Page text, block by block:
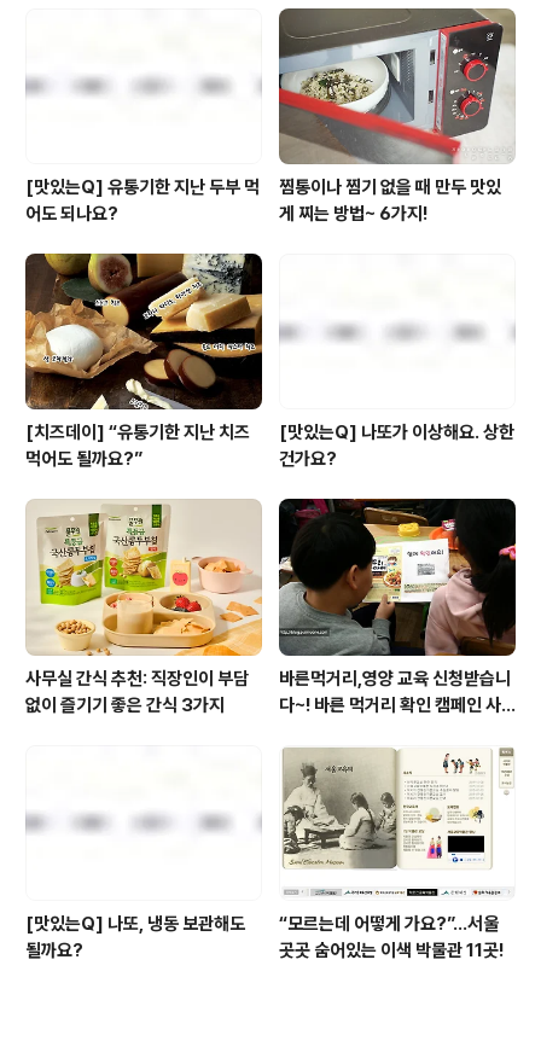
좀 더 맛있게 먹을 수 있는 특별한 모디슈어 레시피를 지닌
라면 맛집으로부터다양한 꿀팁을 얻는 재미도 쏠쏠했답니
다. 라면 사랑이라면 풀반장 못지않은 풀사이 가족 여러분
을 위해가 선택한..
[맛있는Q] 유통기한 지난 두부 먹
어도 되나요?
찜통이나 찜기 없을 때 만두 맛있
게 찌는 방법~ 6가지!
[치즈데이] “유통기한 지난 치즈
먹어도 될까요?”
[맛있는Q] 나또가 이상해요. 상한
건가요?
사무실 간식 추천: 직장인이 부담
없이 즐기기 좋은 간식 3가지
바른먹거리,영양 교육 신청받습니
다~! 바른 먹거리 확인 캠페인 사
[맛있는Q] 나또, 냉동 보관해도
될까요?
“모르는데 어떻게 가요?”...서울
곳곳 숨어있는 이색 박물관 11곳!